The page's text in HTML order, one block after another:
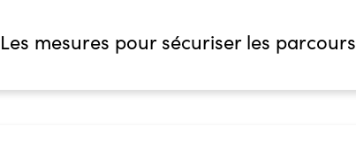
Les mesures pour sécuriser les parcours